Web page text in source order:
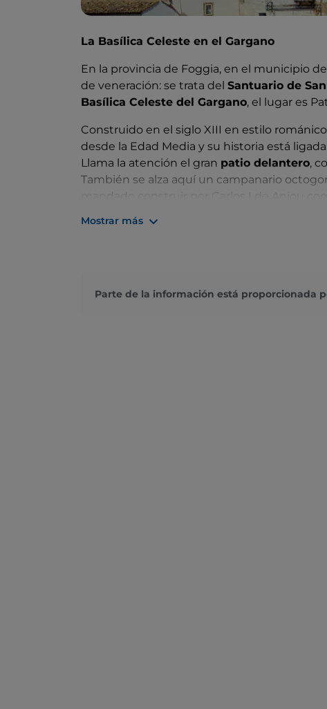
La Basílica Celeste en el Gargano
En la provincia de Foggia, en el municipio
de veneración: se trata del Santuario de
Basílica Celeste del Gargano, el lugar es
Construido en el siglo XIII en estilo
desde la Edad Media y su historia está
Llama la atención el gran patio delantero,
También se alza aquí un campanario
paneles que relatan la historia del santuario.
Mostrar más
Parte de la información está proporcionada